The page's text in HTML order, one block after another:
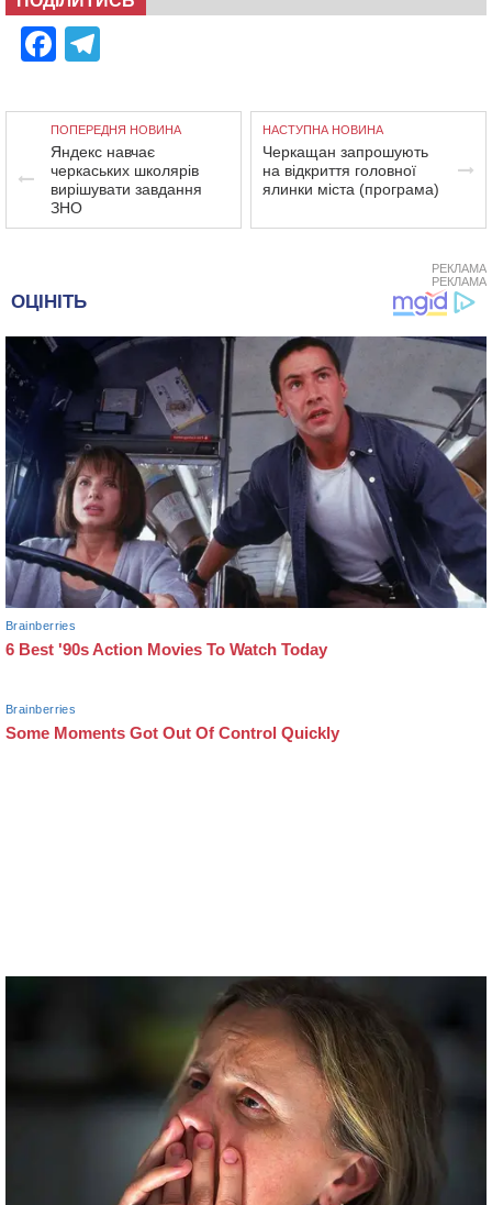
Facebook
ПОПЕРЕДНЯ НОВИНА
Яндекс навчає
черкаських школярів
вирішувати завдання
ЗНО
НАСТУПНА НОВИНА
Черкащан запрошують
на відкриття головної
ялинки міста (програма)
РЕКЛАМА
РЕКЛАМА